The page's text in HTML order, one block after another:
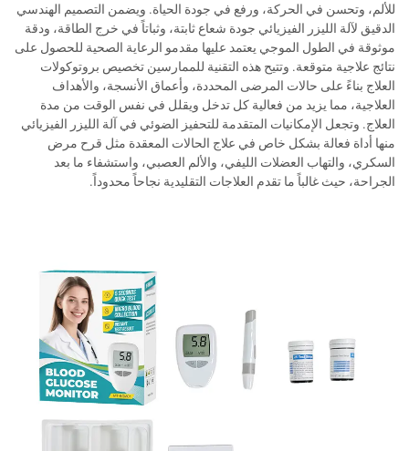
للألم، وتحسن في الحركة، ورفع في جودة الحياة. ويضمن التصميم الهندسي
الدقيق لآلة الليزر الفيزيائي جودة شعاع ثابتة، وثباتاً في خرج الطاقة، ودقة
موثوقة في الطول الموجي يعتمد عليها مقدمو الرعاية الصحية للحصول على
نتائج علاجية متوقعة. وتتيح هذه التقنية للممارسين تخصيص بروتوكولات
العلاج بناءً على حالات المرضى المحددة، وأعماق الأنسجة، والأهداف
العلاجية، مما يزيد من فعالية كل تدخل ويقلل في نفس الوقت من مدة
العلاج. وتجعل الإمكانيات المتقدمة للتحفيز الضوئي في آلة الليزر الفيزيائي
منها أداة فعالة بشكل خاص في علاج الحالات المعقدة مثل قرح مرض
السكري، والتهاب العضلات الليفي، والألم العصبي، واستشفاء ما بعد
الجراحة، حيث غالباً ما تقدم العلاجات التقليدية نجاحاً محدوداً.